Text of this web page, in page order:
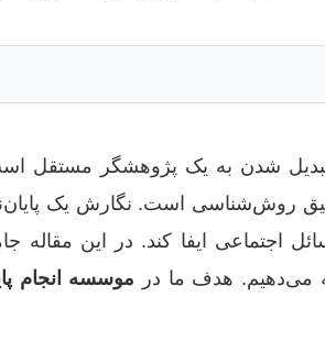
شدن به یک پژوهشگر مستقل
روش‌شناسی است. نگارش یک
ایفا کند. در این مقاله
می‌دهیم. هدف ما در موسسه انجام